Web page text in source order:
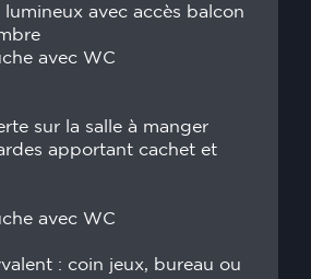
lumineux avec accès balcon
avec WC
sur la salle à manger
apportant cachet et
avec WC
: coin jeux, bureau ou